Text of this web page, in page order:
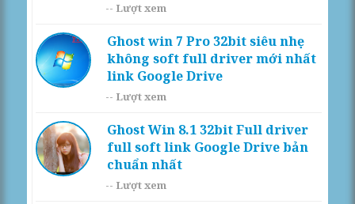
-- Lượt xem
Ghost win 7 Pro 32bit siêu nhẹ
không soft full driver mới nhất
link Google Drive
-- Lượt xem
Ghost Win 8.1 32bit Full driver
full soft link Google Drive bản
chuẩn nhất
-- Lượt xem